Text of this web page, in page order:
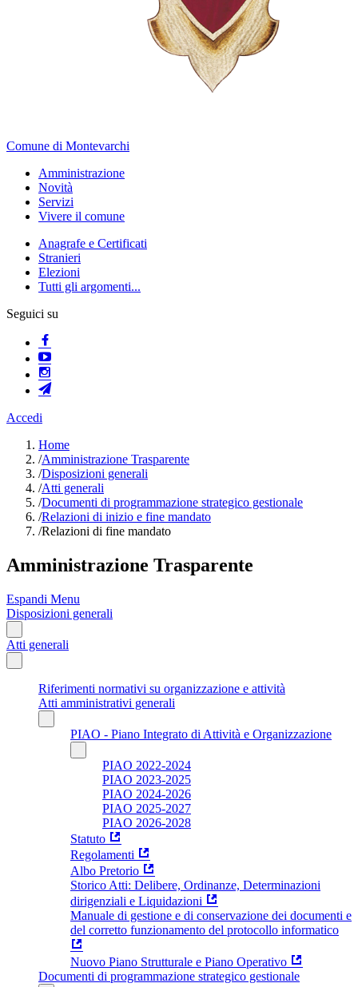
Comune di Montevarchi
Amministrazione
Novità
Servizi
Vivere il comune
Anagrafe e Certificati
Stranieri
Elezioni
Tutti gli argomenti...
Seguici su
Accedi
Home
/Amministrazione Trasparente
/Disposizioni generali
/Atti generali
/Documenti di programmazione strategico gestionale
/Relazioni di inizio e fine mandato
/Relazioni di fine mandato
Amministrazione Trasparente
Espandi Menu
Disposizioni generali
Atti generali
Riferimenti normativi su organizzazione e attività
Atti amministrativi generali
PIAO - Piano Integrato di Attività e Organizzazione
PIAO 2022-2024
PIAO 2023-2025
PIAO 2024-2026
PIAO 2025-2027
PIAO 2026-2028
Statuto
Regolamenti
Albo Pretorio
Storico Atti: Delibere, Ordinanze, Determinazioni
dirigenziali e Liquidazioni
Manuale di gestione e di conservazione dei documenti e
del corretto funzionamento del protocollo informatico
Nuovo Piano Strutturale e Piano Operativo
Documenti di programmazione strategico gestionale